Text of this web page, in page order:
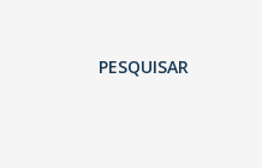
PESQUISAR